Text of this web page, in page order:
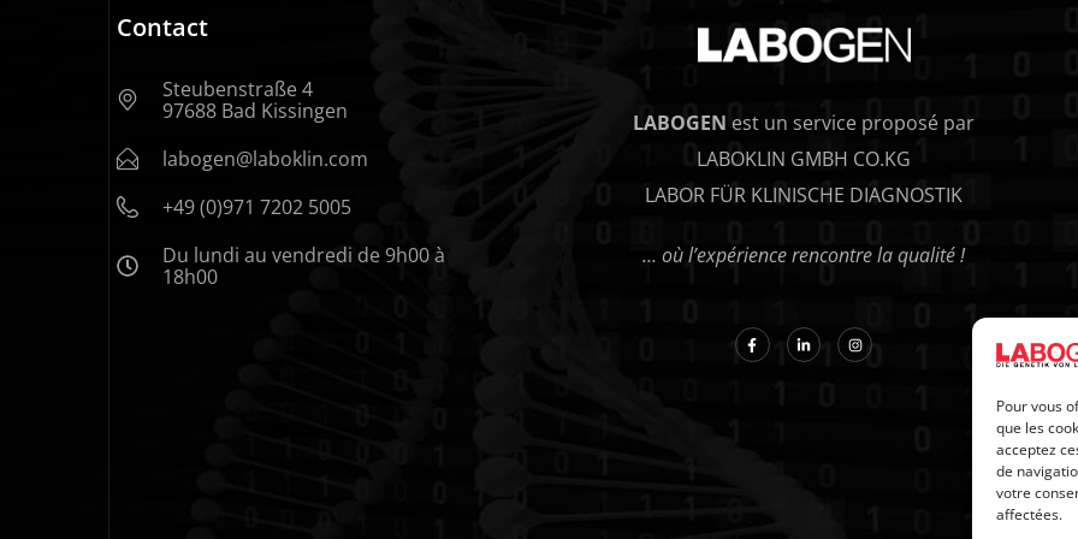
Pour vous
que les
acceptez
de
votre
affectées.
Contact
Steubenstraße 4
97688 Bad Kissingen
labogen@laboklin.com
+49 (0)971 7202 5005
Du lundi au vendredi de 9h00 à
18h00
LABOGEN est un service proposé par
LABOKLIN GMBH CO.KG
LABOR FÜR KLINISCHE DIAGNOSTIK
… où l’expérience rencontre la qualité !